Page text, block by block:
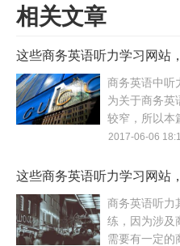
相关文章
这些商务英语听力学习网站
好！
商务英语中听
为关于商务英
较窄，所以本
务英语学习网
网站拓宽学习
2017-06-06
这些商务英语听力学习网站
商务英语听力
练，因为涉及
需要有一定的